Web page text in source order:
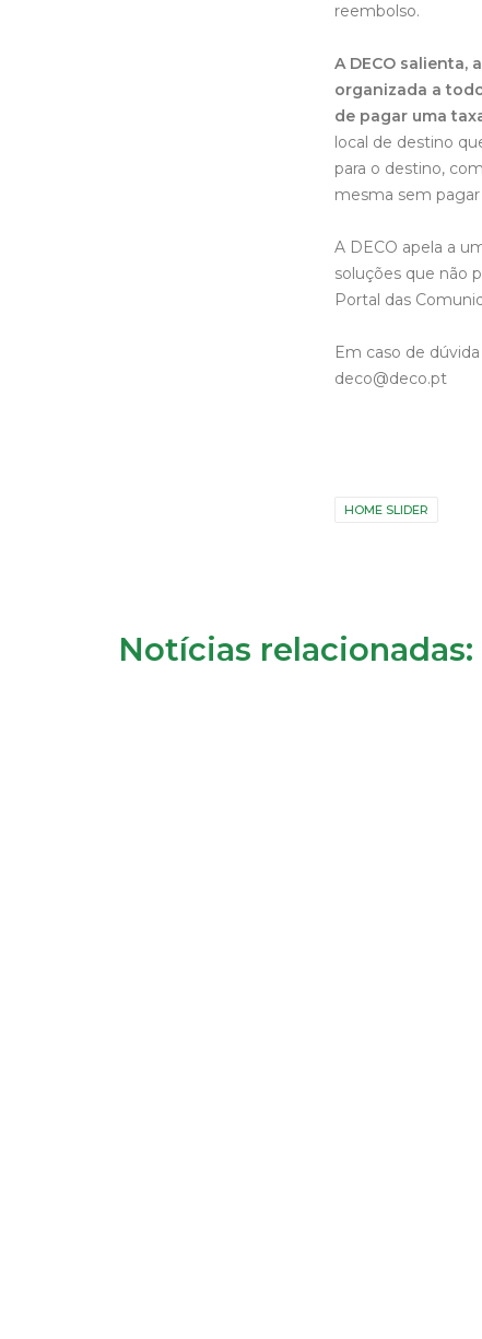
reembolso.
A DECO
organizada a
de pagar uma
local de destino
para o destino,
mesma sem pagar
A DECO apela a
soluções que não
Portal das
Em caso de
deco@deco.pt
HOME SLIDER
Notícias relacionadas: